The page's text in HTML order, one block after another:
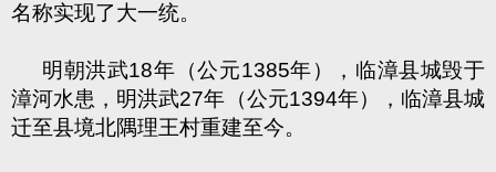
名称实现了大一统。
明朝洪武18年（公元1385年），临漳县城毁于
漳河水患，明洪武27年（公元1394年），临漳县城
迁至县境北隅理王村重建至今。